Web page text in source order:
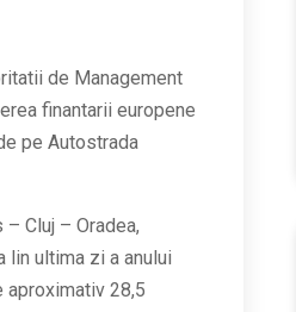
de Management
finantarii europene
pe Autostrada
Cluj – Oradea,
lin ultima zi a anului
28,5